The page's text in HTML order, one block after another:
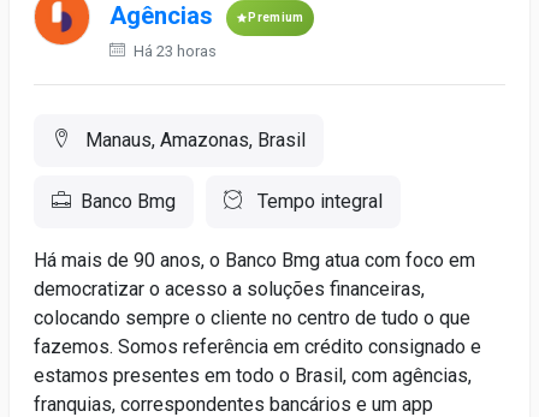
Agências
Premium
Há 23 horas
Manaus, Amazonas, Brasil
Banco Bmg Tempo integral
Há mais de 90 anos, o Banco Bmg atua com foco em
democratizar o acesso a soluções financeiras,
colocando sempre o cliente no centro de tudo o que
fazemos. Somos referência em crédito consignado e
estamos presentes em todo o Brasil, com agências,
franquias, correspondentes bancários e um app